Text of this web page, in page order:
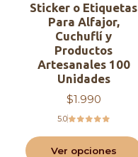
Sticker o Etiquetas
Para Alfajor,
Cuchuflí y
Productos
Artesanales 100
Unidades
$1.990
5.0
Ver opciones